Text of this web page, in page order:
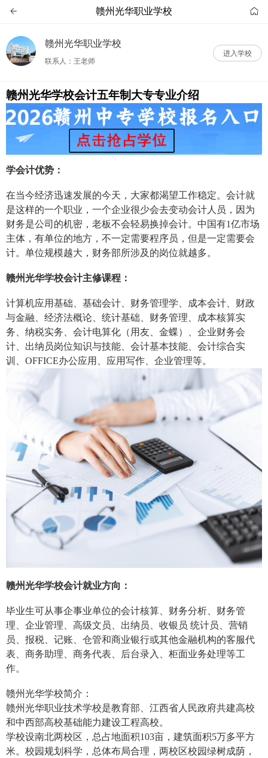
 赣州光华职业学校 
赣州光华职业学校
联系人：王老师
进入学校
赣州光华学校会计五年制大专专业介绍
学会计优势：
在当今经济迅速发展的今天，大家都渴望工作稳定。会计就
是这样的一个职业，一个企业很少会去变动会计人员，因为
财务是公司的机密，老板不会轻易换掉会计。中国有1亿市场
主体，有单位的地方，不一定需要程序员，但是一定需要会
计。单位规模越大，财务部所涉及的岗位就越多。
赣州光华学校会计主修课程：
计算机应用基础、基础会计、财务管理学、成本会计、财政
与金融、经济法概论、统计基础、财务管理、成本核算实
务、纳税实务、会计电算化（用友、金蝶）、企业财务会
计、出纳员岗位知识与技能、会计基本技能、会计综合实
训、OFFICE办公应用、应用写作、企业管理等。
赣州光华学校会计就业方向：
毕业生可从事企事业单位的会计核算、财务分析、财务管
理、企业管理、高级文员、出纳员、收银员 统计员、营销
员、报税、记账、仓管和商业银行或其他金融机构的客服代
表、商务助理、商务代表、后台录入、柜面业务处理等工
作。
赣州光华学校简介：
赣州光华职业技术学校是教育部、江西省人民政府共建高校
和中西部高校基础能力建设工程高校。
学校设南北两校区，总占地面积103亩，建筑面积5万多平方
米。校园规划科学，总体布局合理，两校区校园绿树成荫，